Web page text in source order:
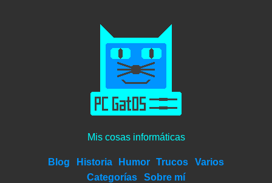
Mis cosas informáticas
Blog Historia Humor Trucos
Varios
Categorías
Sobre mí